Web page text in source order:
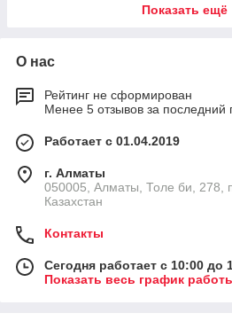
Показать ещё
О нас
Рейтинг не сформирован
Менее 5 отзывов за последний
Работает с 01.04.2019
г. Алматы
050005, Алматы, Толе би,
Казахстан
Контакты
Сегодня работает с 10:00 до
Показать весь график